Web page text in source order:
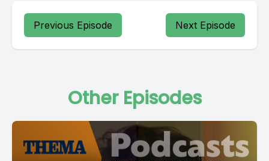
Previous Episode Next Episode
Other Episodes